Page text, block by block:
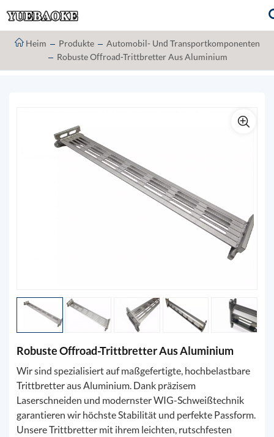
Heim Produkte
Automobil- Und Transportkomponenten
Robuste Offroad-Trittbretter Aus Aluminium
Robuste Offroad-Trittbretter Aus Aluminium
Wir sind spezialisiert auf maßgefertigte, hochbelastbare
Trittbretter aus Aluminium. Dank präzisem
Laserschneiden und modernster WIG-Schweißtechnik
garantieren wir höchste Stabilität und perfekte Passform.
Unsere Trittbretter mit ihrem leichten, rutschfesten